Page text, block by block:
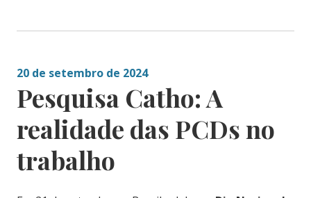
20 de setembro de 2024
Pesquisa Catho: A
realidade das PCDs no
trabalho